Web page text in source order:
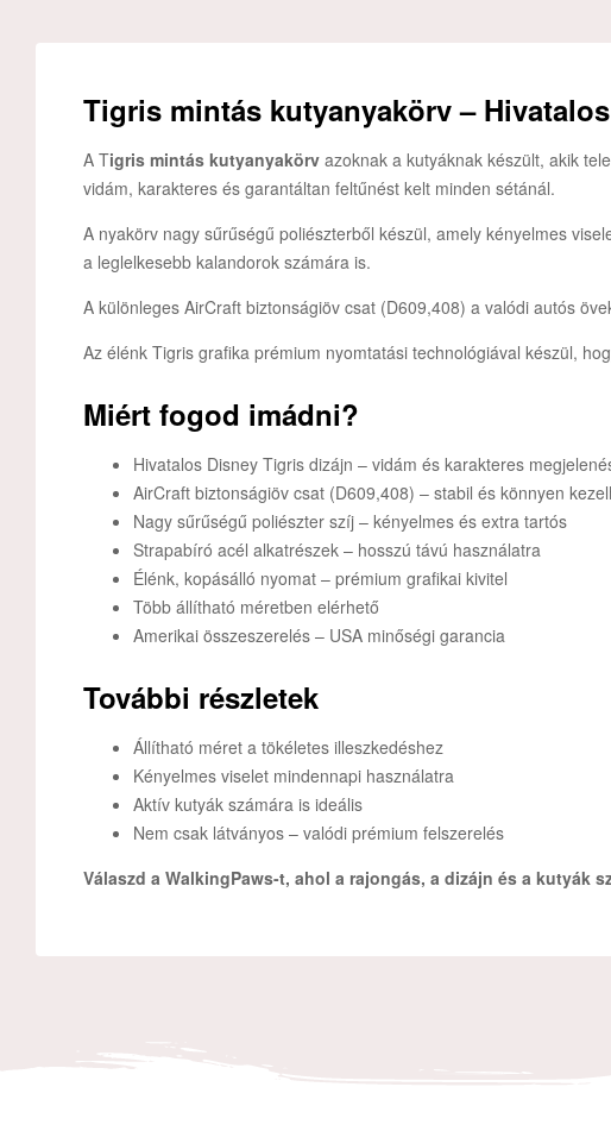
Tigris mintás kutyanyakörv –
A Tigris mintás kutyanyakörv azoknak a kutyáknak készült, akik
vidám, karakteres és garantáltan feltűnést kelt minden sétánál.
A nyakörv nagy sűrűségű poliészterből készül, amely kényelmes
a leglelkesebb kalandorok számára is.
A különleges AirCraft biztonságiöv csat (D609,408) a valódi autós
Az élénk Tigris grafika prémium nyomtatási technológiával készül,
Miért fogod imádni?
Hivatalos Disney Tigris dizájn – vidám és karakteres
AirCraft biztonságiöv csat (D609,408) – stabil és könnyen
Nagy sűrűségű poliészter szíj – kényelmes és extra tartós
Strapabíró acél alkatrészek – hosszú távú használatra
Élénk, kopásálló nyomat – prémium grafikai kivitel
Több állítható méretben elérhető
Amerikai összeszerelés – USA minőségi garancia
További részletek
Állítható méret a tökéletes illeszkedéshez
Kényelmes viselet mindennapi használatra
Aktív kutyák számára is ideális
Nem csak látványos – valódi prémium felszerelés
Válaszd a WalkingPaws-t, ahol a rajongás, a dizájn és a kutyák